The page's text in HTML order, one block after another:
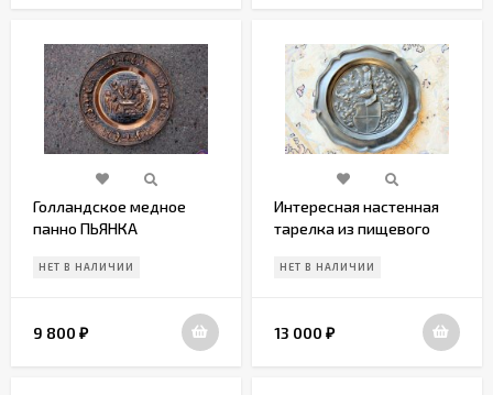
Голландское медное
панно ПЬЯНКА
НЕТ В НАЛИЧИИ
9 800 ₽
Интересная настенная
тарелка из пищевого
НЕТ В НАЛИЧИИ
13 000 ₽